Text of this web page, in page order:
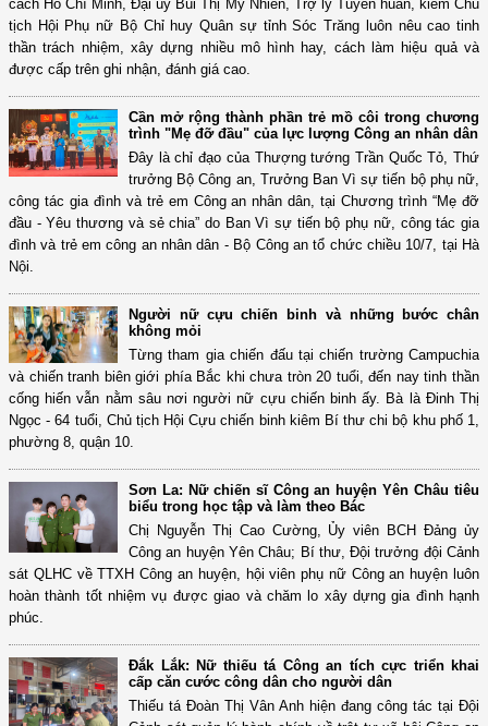
cách Hồ Chí Minh, Đại úy Bùi Thị Mỹ Nhiên, Trợ lý Tuyên huấn, kiêm Chủ
tịch Hội Phụ nữ Bộ Chỉ huy Quân sự tỉnh Sóc Trăng luôn nêu cao tinh
thần trách nhiệm, xây dựng nhiều mô hình hay, cách làm hiệu quả và
được cấp trên ghi nhận, đánh giá cao.
Cần mở rộng thành phần trẻ mồ côi trong chương
trình "Mẹ đỡ đầu" của lực lượng Công an nhân dân
Đây là chỉ đạo của Thượng tướng Trần Quốc Tỏ, Thứ
trưởng Bộ Công an, Trưởng Ban Vì sự tiến bộ phụ nữ,
công tác gia đình và trẻ em Công an nhân dân, tại Chương trình “Mẹ đỡ
đầu - Yêu thương và sẻ chia” do Ban Vì sự tiến bộ phụ nữ, công tác gia
đình và trẻ em công an nhân dân - Bộ Công an tổ chức chiều 10/7, tại Hà
Nội.
Người nữ cựu chiến binh và những bước chân
không mỏi
Từng tham gia chiến đấu tại chiến trường Campuchia
và chiến tranh biên giới phía Bắc khi chưa tròn 20 tuổi, đến nay tinh thần
cống hiến vẫn nằm sâu nơi người nữ cựu chiến binh ấy. Bà là Đinh Thị
Ngọc - 64 tuổi, Chủ tịch Hội Cựu chiến binh kiêm Bí thư chi bộ khu phố 1,
phường 8, quận 10.
Sơn La: Nữ chiến sĩ Công an huyện Yên Châu tiêu
biểu trong học tập và làm theo Bác
Chị Nguyễn Thị Cao Cường, Ủy viên BCH Đảng ủy
Công an huyện Yên Châu; Bí thư, Đội trưởng đội Cảnh
sát QLHC về TTXH Công an huyện, hội viên phụ nữ Công an huyện luôn
hoàn thành tốt nhiệm vụ được giao và chăm lo xây dựng gia đình hạnh
phúc.
Đắk Lắk: Nữ thiếu tá Công an tích cực triển khai
cấp căn cước công dân cho người dân
Thiếu tá Đoàn Thị Vân Anh hiện đang công tác tại Đội